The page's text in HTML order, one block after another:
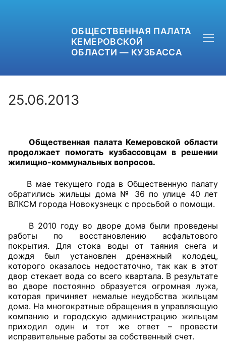
ОБЩЕСТВЕННАЯ ПАЛАТА
КЕМЕРОВСКОЙ
ОБЛАСТИ — КУЗБАССА
OPKO42@BK.RU
Главная
Общественные советы
Общественные советы при территориальных
органах федеральных органов
исполнительной власти
Общественные советы по проведению
25.06.2013
Общественная палата Кемеровской области
продолжает помогать кузбассовцам в решении
жилищно-коммунальных вопросов.
В мае текущего года в Общественную палату
обратились жильцы дома № 36 по улице 40 лет
ВЛКСМ города Новокузнецк с просьбой о помощи.
В 2010 году во дворе дома были проведены
работы по восстановлению асфальтового
покрытия. Для стока воды от таяния снега и
дождя был установлен дренажный колодец,
которого оказалось недостаточно, так как в этот
двор стекает вода со всего квартала. В результате
во дворе постоянно образуется огромная лужа,
которая причиняет немалые неудобства жильцам
дома. На многократные обращения в управляющую
компанию и городскую администрацию жильцам
приходил один и тот же ответ – провести
исправительные работы за собственный счет.